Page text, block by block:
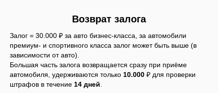
Возврат залога
Залог = 30.000 ₽ за авто бизнес-класса, за автомобили
премиум- и спортивного класса залог может быть выше (в
зависимости от авто).
Большая часть залога возвращается сразу при приёме
автомобиля, удерживаются только 10.000 ₽ для проверки
штрафов в течение 14 дней